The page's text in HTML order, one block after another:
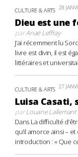
CULTURE & ARTS 28
Dieu est une
parAnaë Leffray
J’ai récemment lu
livre est divin, il est
littéraires et
CULTURE & ARTS 27
Luisa Casati,
parLouane Lallemant
Dans La difficulté
qu’il amorce ainsi –
introduction : « Que